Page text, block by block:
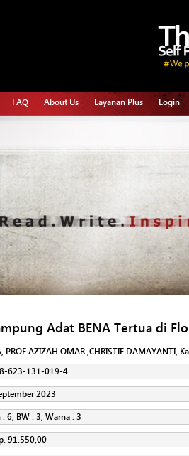
FAQ About Us Layanan Plus Login
Adat BENA Tertua di
PROF AZIZAH OMAR ,CHRISTIE DAMAYANTI,
623-131-019-4
2023
: 6, BW : 3, Warna : 3
91.550,00